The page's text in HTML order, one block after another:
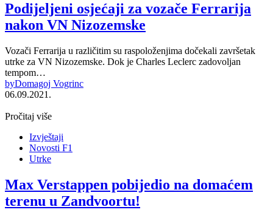
Podijeljeni osjećaji za vozače Ferrarija
nakon VN Nizozemske
Vozači Ferrarija u različitim su raspoloženjima dočekali završetak
utrke za VN Nizozemske. Dok je Charles Leclerc zadovoljan
tempom…
byDomagoj Vogrinc
06.09.2021.
Pročitaj više
Izvještaji
Novosti F1
Utrke
Max Verstappen pobijedio na domaćem
terenu u Zandvoortu!